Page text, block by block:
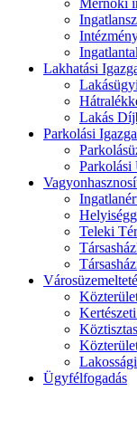
Lakhatási
Lakás
Parkolási
Parkolási
Teleki
Ügyfélfogadás